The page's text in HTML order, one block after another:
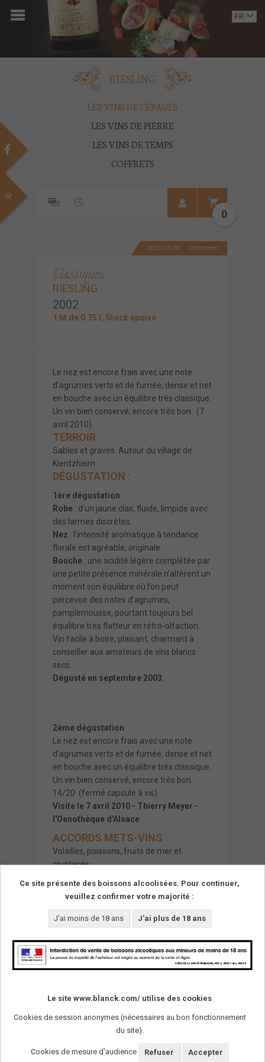
ACCUEIL
DOMAINE
OENOTOURISME
BOUTIQUE
FR
RIESLING
LES VINS DE CÉPAGES
LES VINS DE PIERRE
LES VINS DE TEMPS
COFFRETS
0
2026-08-08 Imprimer
Classiques
RIESLING
2002
1 bt de 0.75 L Stock épuisé
Le nez est encore frais avec une note
d’agrumes verts et de fumée, dense et net
en bouche avec un équilibre très classique.
Un vin bien conservé, encore très bon. (7
avril 2010)
TERROIR :
Sables et graves. Autour du village de
Kientzheim
DÉGUSTATION :
1ère dégustation
Robe : d’un jaune clair, fluide, limpide avec
des larmes discrètes.
Nez : l’intensité aromatique à tendance
florale est agréable, originale.
Bouche : une acidité légère complétée par
une petite présence minérale n’altèrent un
moment son équilibre où l’on peut
percevoir des notes d’agrumes,
pamplemousse, pourtant toujours bel
équilibre très flatteur en rétro-olfaction.
Vin facile à boire, plaisant, charmant à
conseiller aux amateurs de vins blancs
secs.
Dégusté en septembre 2003.
2ème dégustation
Le nez est encore frais avec une note
d’agrumes verts et de fumée, dense et net
en bouche avec un équilibre très classique.
Un vin bien conservé, encore très bon.
14/20 (fermé capsule à vis)
Visite le 7 avril 2010 - Thierry Meyer -
l'Oenothèque d'Alsace
ACCORDS METS-VINS :
Volailles, poissons, fruits de mer et
crustacés.
Ce site présente des boissons alcoolisées. Pour continuer,
veuillez confirmer votre majorité :
J'ai moins de 18 ans J'ai plus de 18 ans
Le site www.blanck.com/ utilise des cookies
Cookies de session anonymes (nécessaires au bon fonctionnement
du site).
Cookies de mesure d'audience Refuser Accepter